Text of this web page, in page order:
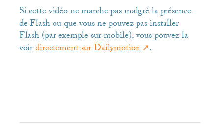
Si cette vidéo ne marche pas malgré la présence
de Flash ou que vous ne pouvez pas installer
Flash (par exemple sur mobile), vous pouvez la
voirdirectement sur Dailymotion .